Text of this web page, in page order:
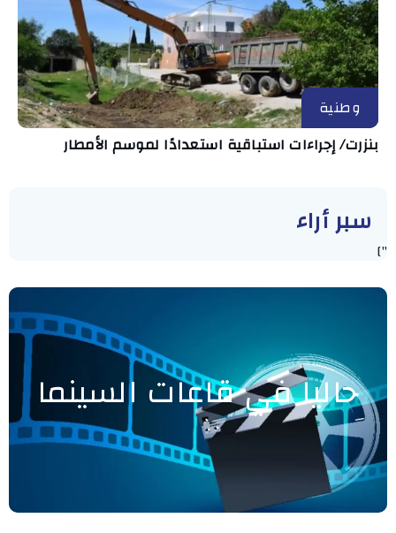
وطنية
بنزرت/ إجراءات استباقية استعدادًا لموسم الأمطار
سبر أراء
"]
حاليا في قاعات السينما